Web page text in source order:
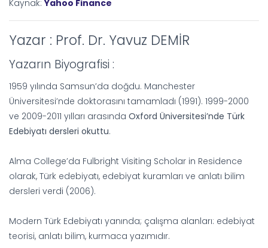
Kaynak:Yahoo Finance
Yazar : Prof. Dr. Yavuz DEMİR
Yazarın Biyografisi :
1959 yılında Samsun’da doğdu. Manchester
Üniversitesi’nde doktorasını tamamladı (1991). 1999-2000
ve 2009-2011 yılları arasında Oxford Üniversitesi’nde Türk
Edebiyatı dersleri okuttu.
Alma College’da Fulbright Visiting Scholar in Residence
olarak, Türk edebiyatı, edebiyat kuramları ve anlatı bilim
dersleri verdi (2006).
Modern Türk Edebiyatı yanında; çalışma alanları: edebiyat
teorisi, anlatı bilim, kurmaca yazımıdır.